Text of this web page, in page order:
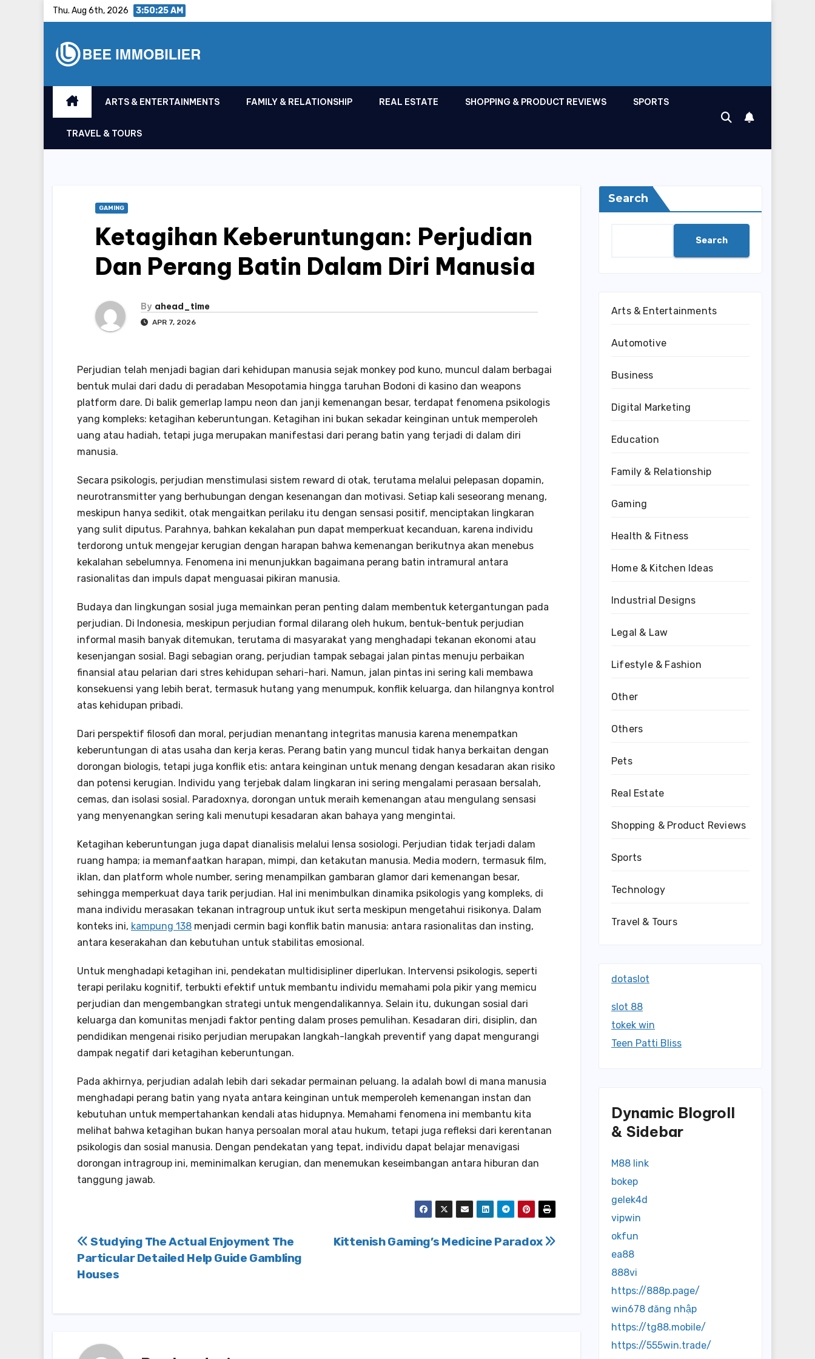
Thu. Aug 6th, 2026 3:50:26 AM
ARTS & ENTERTAINMENTS FAMILY & RELATIONSHIP REAL ESTATE SHOPPING & PRODUCT REVIEWS SPORTS
TRAVEL & TOURS
GAMING
Ketagihan Keberuntungan: Perjudian
Dan Perang Batin Dalam Diri Manusia
By ahead_time
APR 7, 2026
Perjudian telah menjadi bagian dari kehidupan manusia sejak monkey pod kuno, muncul dalam berbagai
bentuk mulai dari dadu di peradaban Mesopotamia hingga taruhan Bodoni di kasino dan weapons
platform dare. Di balik gemerlap lampu neon dan janji kemenangan besar, terdapat fenomena psikologis
yang kompleks: ketagihan keberuntungan. Ketagihan ini bukan sekadar keinginan untuk memperoleh
uang atau hadiah, tetapi juga merupakan manifestasi dari perang batin yang terjadi di dalam diri
manusia.
Secara psikologis, perjudian menstimulasi sistem reward di otak, terutama melalui pelepasan dopamin,
neurotransmitter yang berhubungan dengan kesenangan dan motivasi. Setiap kali seseorang menang,
meskipun hanya sedikit, otak mengaitkan perilaku itu dengan sensasi positif, menciptakan lingkaran
yang sulit diputus. Parahnya, bahkan kekalahan pun dapat memperkuat kecanduan, karena individu
terdorong untuk mengejar kerugian dengan harapan bahwa kemenangan berikutnya akan menebus
kekalahan sebelumnya. Fenomena ini menunjukkan bagaimana perang batin intramural antara
rasionalitas dan impuls dapat menguasai pikiran manusia.
Budaya dan lingkungan sosial juga memainkan peran penting dalam membentuk ketergantungan pada
perjudian. Di Indonesia, meskipun perjudian formal dilarang oleh hukum, bentuk-bentuk perjudian
informal masih banyak ditemukan, terutama di masyarakat yang menghadapi tekanan ekonomi atau
kesenjangan sosial. Bagi sebagian orang, perjudian tampak sebagai jalan pintas menuju perbaikan
finansial atau pelarian dari stres kehidupan sehari-hari. Namun, jalan pintas ini sering kali membawa
konsekuensi yang lebih berat, termasuk hutang yang menumpuk, konflik keluarga, dan hilangnya kontrol
atas kehidupan pribadi.
Dari perspektif filosofi dan moral, perjudian menantang integritas manusia karena menempatkan
keberuntungan di atas usaha dan kerja keras. Perang batin yang muncul tidak hanya berkaitan dengan
dorongan biologis, tetapi juga konflik etis: antara keinginan untuk menang dengan kesadaran akan risiko
dan potensi kerugian. Individu yang terjebak dalam lingkaran ini sering mengalami perasaan bersalah,
cemas, dan isolasi sosial. Paradoxnya, dorongan untuk meraih kemenangan atau mengulang sensasi
yang menyenangkan sering kali menutupi kesadaran akan bahaya yang mengintai.
Ketagihan keberuntungan juga dapat dianalisis melalui lensa sosiologi. Perjudian tidak terjadi dalam
ruang hampa; ia memanfaatkan harapan, mimpi, dan ketakutan manusia. Media modern, termasuk film,
iklan, dan platform whole number, sering menampilkan gambaran glamor dari kemenangan besar,
sehingga memperkuat daya tarik perjudian. Hal ini menimbulkan dinamika psikologis yang kompleks, di
mana individu merasakan tekanan intragroup untuk ikut serta meskipun mengetahui risikonya. Dalam
konteks ini, kampung 138 menjadi cermin bagi konflik batin manusia: antara rasionalitas dan insting,
antara keserakahan dan kebutuhan untuk stabilitas emosional.
Untuk menghadapi ketagihan ini, pendekatan multidisipliner diperlukan. Intervensi psikologis, seperti
terapi perilaku kognitif, terbukti efektif untuk membantu individu memahami pola pikir yang memicu
perjudian dan mengembangkan strategi untuk mengendalikannya. Selain itu, dukungan sosial dari
keluarga dan komunitas menjadi faktor penting dalam proses pemulihan. Kesadaran diri, disiplin, dan
pendidikan mengenai risiko perjudian merupakan langkah-langkah preventif yang dapat mengurangi
dampak negatif dari ketagihan keberuntungan.
Pada akhirnya, perjudian adalah lebih dari sekadar permainan peluang. Ia adalah bowl di mana manusia
menghadapi perang batin yang nyata antara keinginan untuk memperoleh kemenangan instan dan
kebutuhan untuk mempertahankan kendali atas hidupnya. Memahami fenomena ini membantu kita
melihat bahwa ketagihan bukan hanya persoalan moral atau hukum, tetapi juga refleksi dari kerentanan
psikologis dan sosial manusia. Dengan pendekatan yang tepat, individu dapat belajar menavigasi
dorongan intragroup ini, meminimalkan kerugian, dan menemukan keseimbangan antara hiburan dan
tanggung jawab.
Post
navigation
Kittenish Gaming’s Medicine Paradox
Studying The Actual Enjoyment The
Particular Detailed Help Guide Gambling
Houses
Search
Search
Arts & Entertainments
Automotive
Business
Digital Marketing
Education
Family & Relationship
Gaming
Health & Fitness
Home & Kitchen Ideas
Industrial Designs
Legal & Law
Lifestyle & Fashion
Other
Others
Pets
Real Estate
Shopping & Product Reviews
Sports
Technology
Travel & Tours
dotaslot
slot 88
tokek win
Teen Patti Bliss
Dynamic Blogroll
& Sidebar
M88 link
bokep
gelek4d
vipwin
okfun
ea88
888vi
https://888p.page/
win678 đăng nhập
https://tg88.mobile/
https://555win.trade/